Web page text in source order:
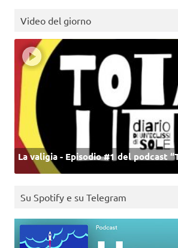
Video del giorno
La valigia - Episodio #1 del podcast
Su Spotify e su Telegram